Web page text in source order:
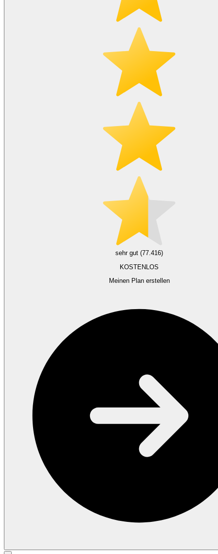
sehr gut (77.416)
KOSTENLOS
Meinen Plan erstellen